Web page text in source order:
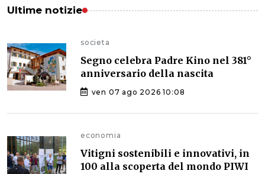
Ultime notizie
societa
Segno celebra Padre Kino nel 381°
anniversario della nascita
ven 07 ago 2026 10:08
economia
Vitigni sostenibili e innovativi, in
100 alla scoperta del mondo PIWI